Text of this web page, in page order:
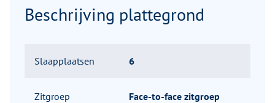
Beschrijving plattegrond
Slaapplaatsen 6
Zitgroep Face-to-face zitgroep